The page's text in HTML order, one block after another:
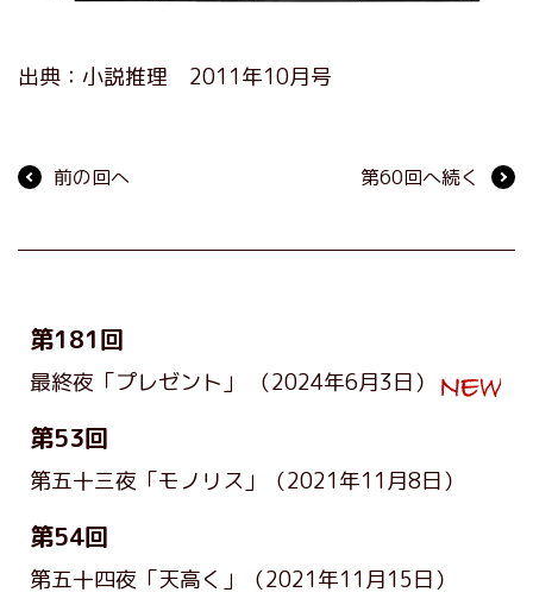
出典：小説推理 2011年10月号
前の回へ 第60回へ続く
第181回
最終夜「プレゼント」 （2024年6月3日）
第53回
第五十三夜「モノリス」 （2021年11月8日）
第54回
第五十四夜「天高く」 （2021年11月15日）